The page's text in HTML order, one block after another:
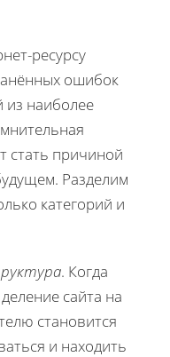
ресурсу
ошибок
из наиболее
стать причиной
Разделим
категорий и
. Когда
сайта на
становится
и находить